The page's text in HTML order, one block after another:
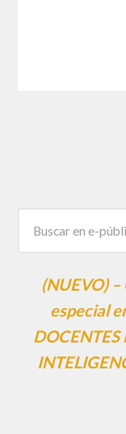
(NUEVO)
especial
DOCENTES